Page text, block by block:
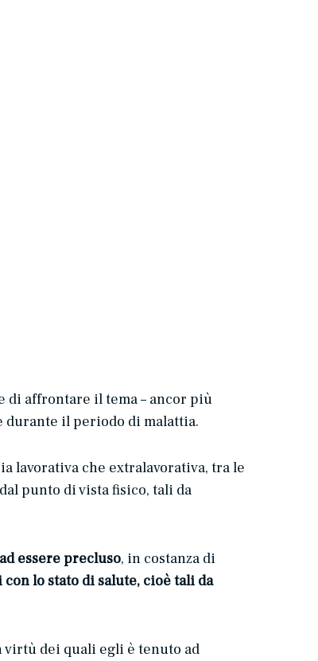
di affrontare il tema – ancor più
il periodo di malattia.
lavorativa che extralavorativa, tra le
punto di vista fisico, tali da
essere precluso, in costanza di
lo stato di salute, cioè tali da
virtù dei quali egli è tenuto ad